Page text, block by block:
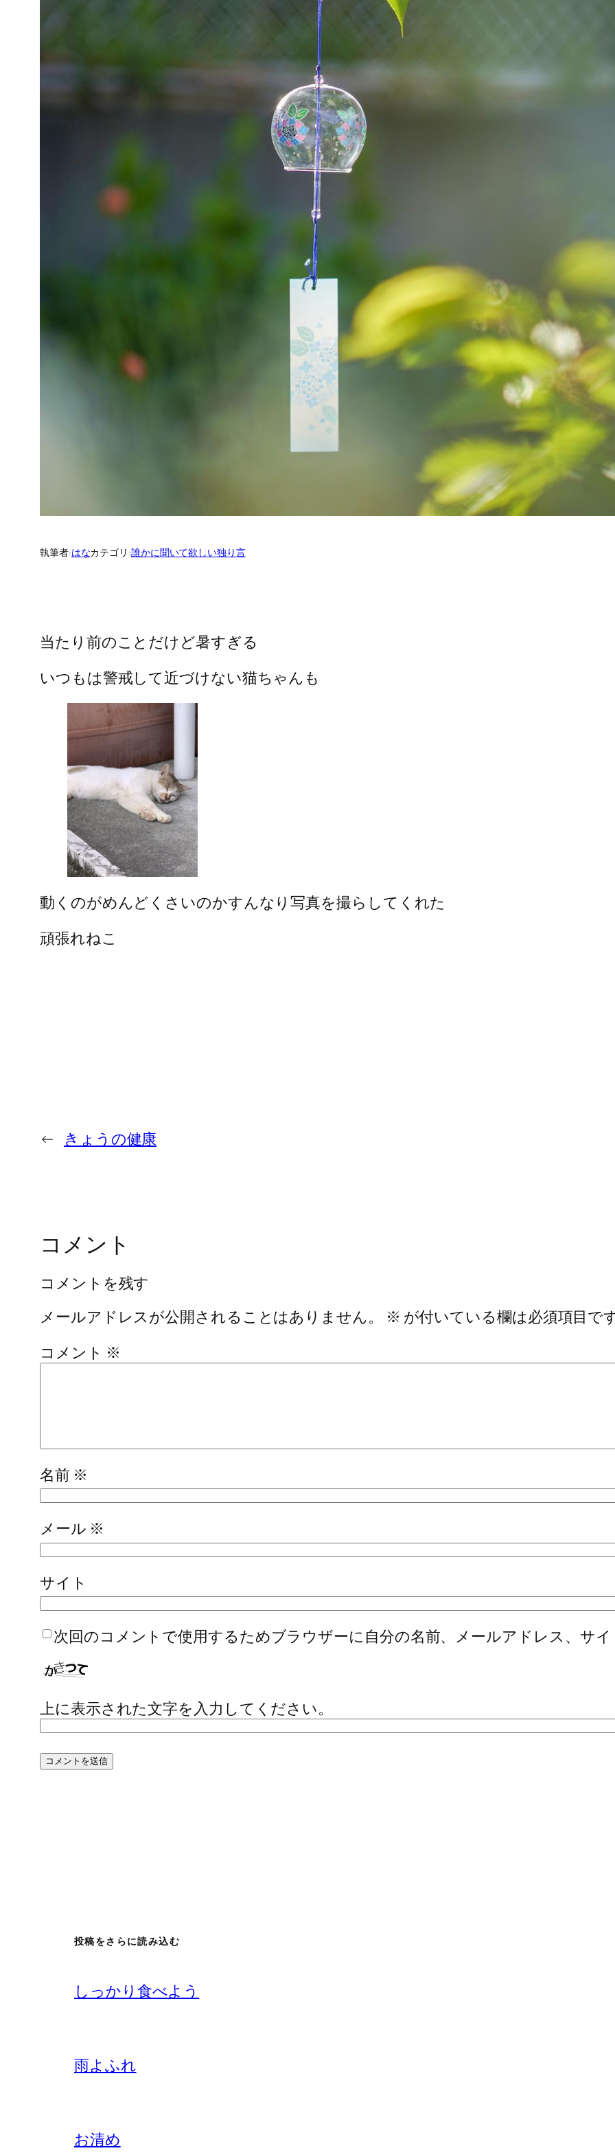
執筆者:はなカテゴリ:誰かに聞いて欲しい独り言
当たり前のことだけど暑すぎる
いつもは警戒して近づけない猫ちゃんも
動くのがめんどくさいのかすんなり写真を撮らしてくれた
頑張れねこ
← きょうの健康
コメント
コメントを残す
メールアドレスが公開されることはありません。
※ が付いている欄は必須項目で
コメント ※
名前 ※
メール ※
サイト
次回のコメントで使用するためブラウザーに自分の名前、メールアドレス、サイ
上に表示された文字を入力してください。
投稿をさらに読み込む
しっかり食べよう
雨よふれ
お清め